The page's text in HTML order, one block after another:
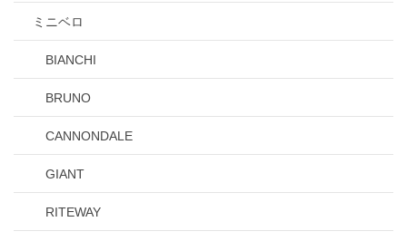
ミニベロ
BIANCHI
BRUNO
CANNONDALE
GIANT
RITEWAY